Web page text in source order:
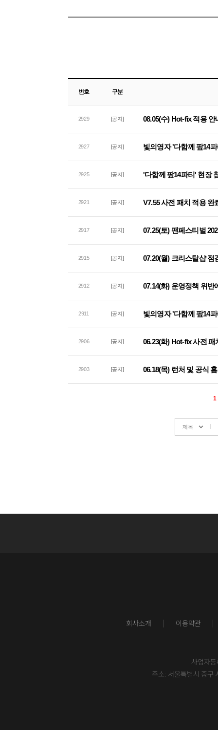
번호 구분
2929 [공지] 08.05(수) Hot-fix 적용 안
2927 [공지] 빛의영자 '다함께 팦14
2925 [공지] '다함께 팦14파티' 현장
2921 [공지] V7.55 사전 패치 적용 완
2917 [공지] 07.25(토) 팬페스티벌
2915 [공지] 07.20(월) 크리스탈샵 점
2912 [공지] 07.14(화) 운영정책 위반
2911 [공지] 빛의영자 '다함께 팦14
2906 [공지] 06.23(화) Hot-fix 사전
2903 [공지] 06.18(목) 런처 및 공식
1
회사소개 이용약관
사업자
주소: 서울특별시 중구